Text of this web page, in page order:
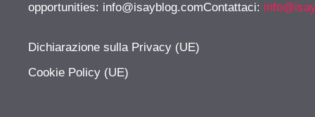
opportunities: info@isayblog.comContattaci:
Dichiarazione sulla Privacy (UE)
Cookie Policy (UE)